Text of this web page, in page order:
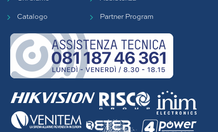
Catalogo Partner Program